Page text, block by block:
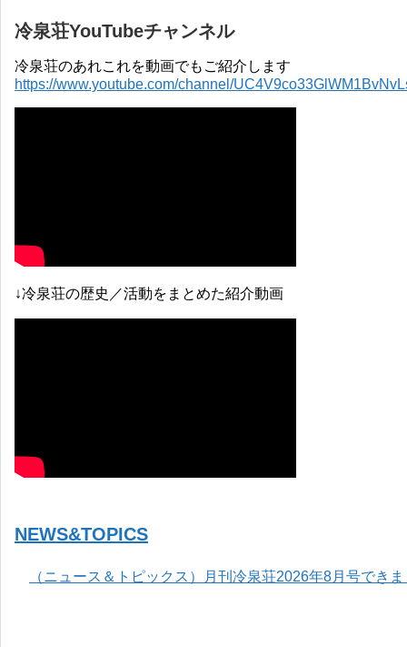
冷泉荘YouTubeチャンネル
冷泉荘のあれこれを動画でもご紹介します
https://www.youtube.com/channel/
↓冷泉荘の歴史／活動をまとめた紹介動画
NEWS&TOPICS
（ニュース＆トピックス）月刊冷泉荘2026年8月号でき